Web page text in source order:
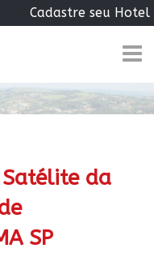
Cadastre seu Hotel
da
SP